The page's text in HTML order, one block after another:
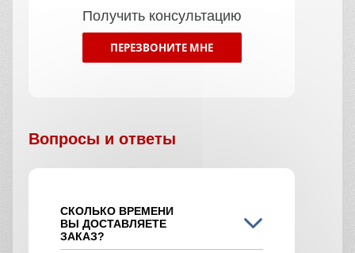
Получить консультацию
ПЕРЕЗВОНИТЕ МНЕ
Вопросы и ответы
СКОЛЬКО ВРЕМЕНИ
ВЫ ДОСТАВЛЯЕТЕ
ЗАКАЗ?